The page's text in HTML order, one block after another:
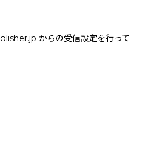
からの受信設定を行って